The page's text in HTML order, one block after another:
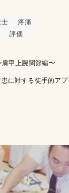
士
疼痛
評価
甲上腕関節編〜
患に対する徒手的ア